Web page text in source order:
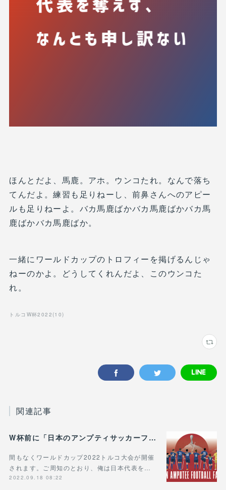
ほんとだよ、馬鹿。アホ。ウンコたれ。なんで落ち
てんだよ。練習も足りねーし、前鼻さんへのアピー
ルも足りねーよ。バカ馬鹿ばかバカ馬鹿ばかバカ馬
鹿ばかバカ馬鹿ばか。
一緒にワールドカップのトロフィーを掲げるんじゃ
ねーのかよ。どうしてくれんだよ、このウンコた
れ。
トルコW杯2022 (10)
関連記事
W杯前に「日本のアンプティサッカーファミリーらしさ」を表現しておきたくて。
間もなくワールドカップ2022トルコ大会が開催
されます。ご周知のとおり、俺は日本代表を…
2022.09.18 08:22